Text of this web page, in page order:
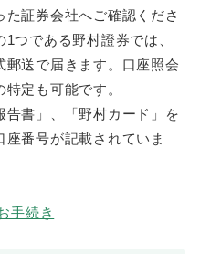
証券会社へご確認くださ
つである野村證券では、
郵送で届きます。口座照会
定も可能です。
書」、「野村カード」を
番号が記載されていま
手続き